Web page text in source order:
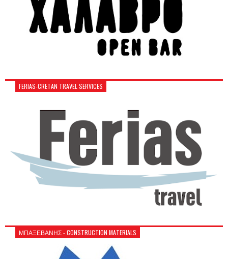
FERIAS-CRETAN TRAVEL SERVICES
ΜΠΑΞΕΒΑΝΗΣ - CONSTRUCTION MATERIALS